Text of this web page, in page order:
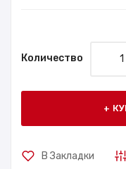
Количество
В Закладки